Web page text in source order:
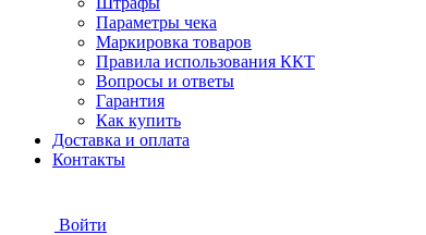
Параметры чека
Маркировка товаров
Правила использования ККТ
Вопросы и ответы
Гарантия
Как купить
Доставка и оплата
Контакты
Войти